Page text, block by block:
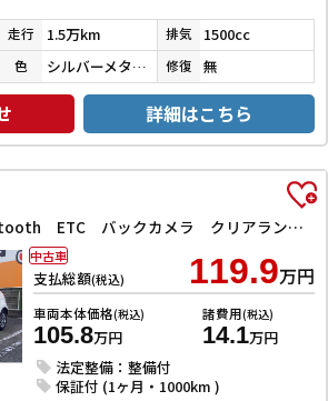
走行 1.5万km 排気 1500cc
色 シルバーメタリック 修復 無
詳細はこちら
15C 純正ナビ Bluetooth ETC バックカメラ クリアランスソナー レーンアシスト 衝突被害軽減システム オートライト LEDヘッドランプ スマートキー アイドリングストップ 盗難防止システム
支払総額(税込) 119.9万円
車両本体価格(税込)
105.8万円
諸費用(税込)
14.1万円
法定整備：整備付
保証付 (1ヶ月・1000km )
中古車